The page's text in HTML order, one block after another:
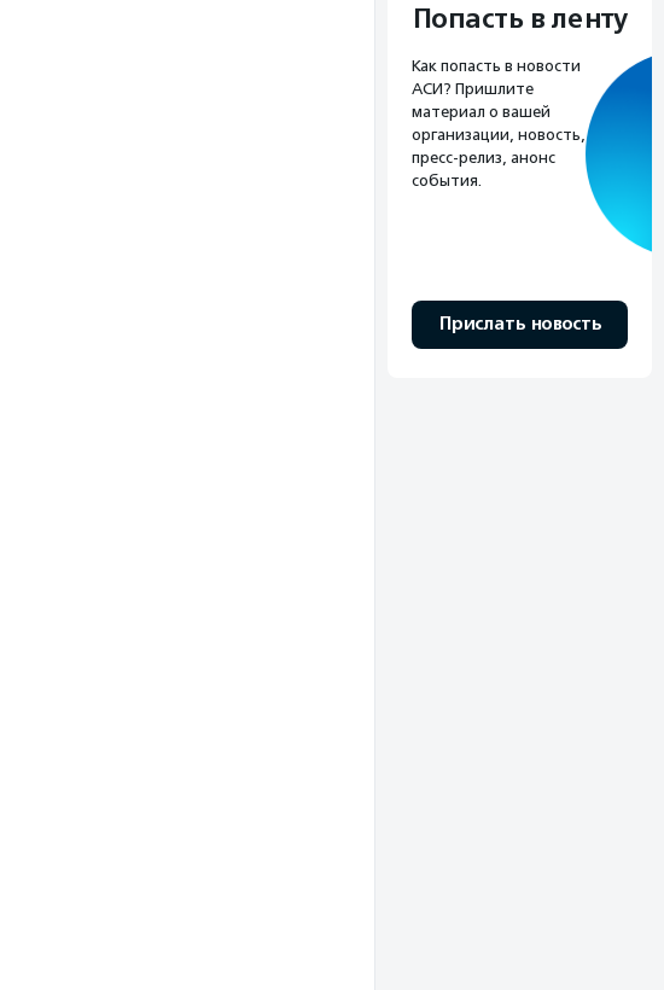
Попасть в ленту
Как попасть в новости
АСИ? Пришлите
материал о вашей
организации, новость,
пресс-релиз, анонс
события.
Прислать новость